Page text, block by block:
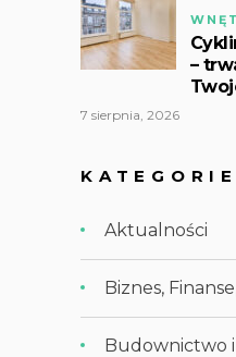
–
7 sierpnia, 2026
KATEGORIE
Aktualności
Biznes,
Budownictwo